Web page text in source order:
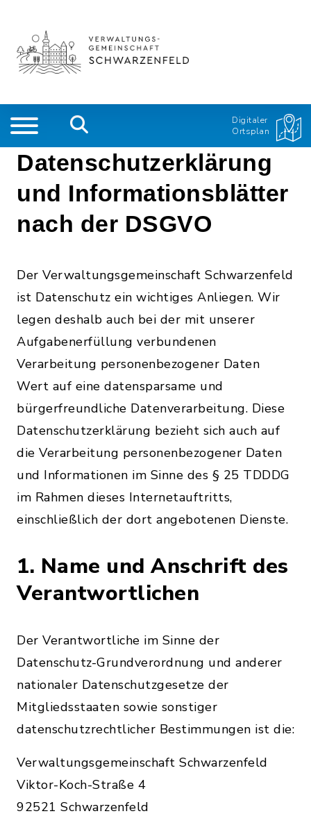
Digitaler
Ortsplan
Datenschutzerklärung
und Informationsblätter
nach der DSGVO
Der Verwaltungsgemeinschaft Schwarzenfeld
ist Datenschutz ein wichtiges Anliegen. Wir
legen deshalb auch bei der mit unserer
Aufgabenerfüllung verbundenen
Verarbeitung personenbezogener Daten
Wert auf eine datensparsame und
bürgerfreundliche Datenverarbeitung. Diese
Datenschutzerklärung bezieht sich auch auf
die Verarbeitung personenbezogener Daten
und Informationen im Sinne des § 25 TDDDG
im Rahmen dieses Internetauftritts,
einschließlich der dort angebotenen Dienste.
1. Name und Anschrift des
Verantwortlichen
Der Verantwortliche im Sinne der
Datenschutz-Grundverordnung und anderer
nationaler Datenschutzgesetze der
Mitgliedsstaaten sowie sonstiger
datenschutzrechtlicher Bestimmungen ist die:
Verwaltungsgemeinschaft Schwarzenfeld
Viktor-Koch-Straße 4
92521 Schwarzenfeld